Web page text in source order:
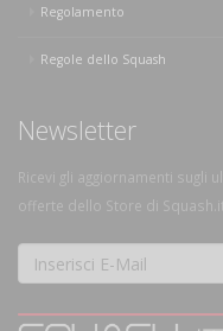
Regolamento
Regole dello Squash
Newsletter
Ricevi gli aggiornamenti sugli
offerte dello Store di